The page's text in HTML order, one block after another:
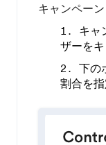
キャンペー
キャ
ザーを
下の
割合を指